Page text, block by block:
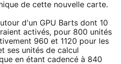
de cette nouvelle carte.
d'un GPU Barts dont 10
activés, pour 800 unités
960 et 1120 pour les
ses unités de calcul
en étant cadencé à 840